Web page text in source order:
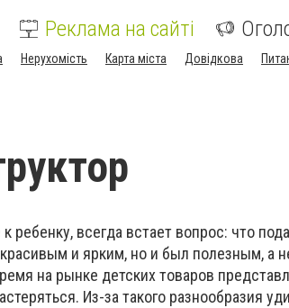
Реклама на сайті
Нерухомість Карта міста Довідкова
ребенку, всегда встает вопрос: что
и ярким, но и был полезным, а
на рынке детских товаров
Из-за такого разнообразия